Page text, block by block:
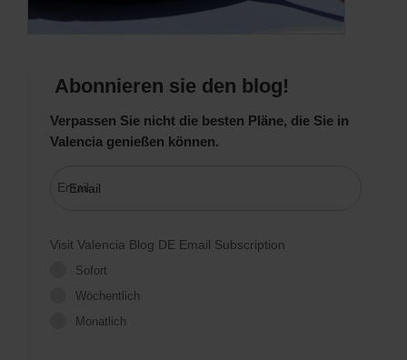
Abonnieren sie den blog!
Verpassen Sie nicht die besten Pläne, die Sie in
Valencia genießen können.
Email
Visit Valencia Blog DE Email Subscription
Sofort
Wöchentlich
Monatlich